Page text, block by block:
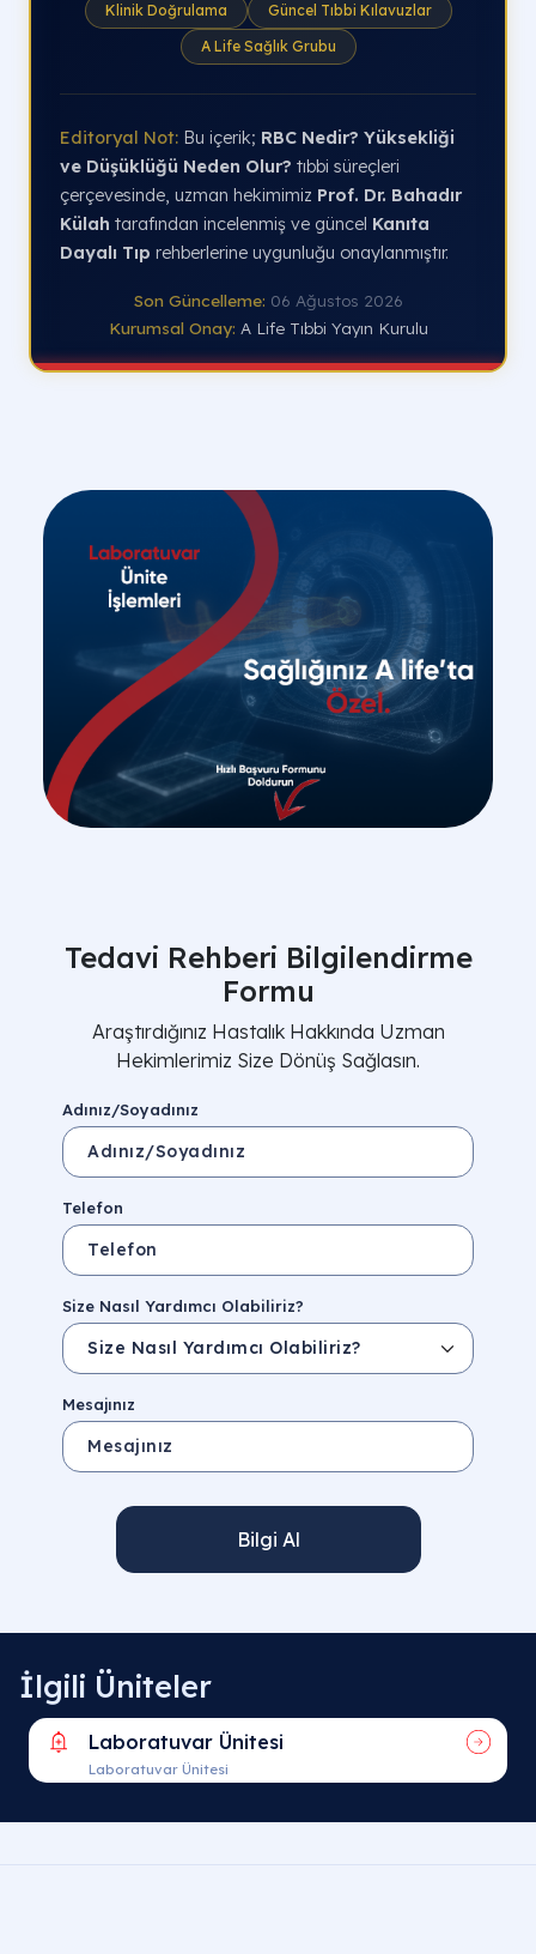
Klinik Doğrulama
Güncel Tıbbi Kılavuzlar
A Life Sağlık Grubu
Editoryal Not: Bu içerik; RBC Nedir? Yüksekliği
ve Düşüklüğü Neden Olur? tıbbi süreçleri
çerçevesinde, uzman hekimimiz Prof. Dr. Bahadır
Külah tarafından incelenmiş ve güncel Kanıta
Dayalı Tıp rehberlerine uygunluğu onaylanmıştır.
Son Güncelleme: 06 Ağustos 2026
Kurumsal Onay: A Life Tıbbi Yayın Kurulu
Tedavi Rehberi Bilgilendirme
Formu
Araştırdığınız Hastalık Hakkında Uzman
Hekimlerimiz Size Dönüş Sağlasın.
Adınız/Soyadınız
Telefon
Size Nasıl Yardımcı Olabiliriz?
Mesajınız
Bilgi Al
İlgili Üniteler
Laboratuvar Ünitesi
Laboratuvar Ünitesi